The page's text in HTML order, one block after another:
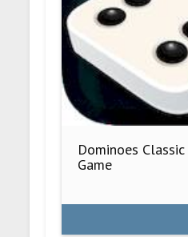
Dominoes
Game